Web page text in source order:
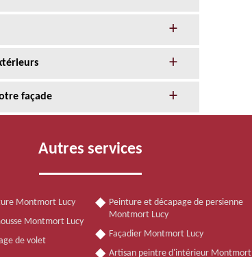
façade
Autres services
Montmort Lucy
Montmort Lucy
de volet
Peinture et décapage de persienne
Montmort Lucy
Façadier Montmort Lucy
Artisan peintre d'intérieur Montmort